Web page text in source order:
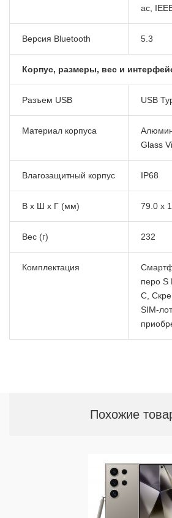
ac,
Версия Bluetooth 5.3
Корпус, размеры, вес и
Разъем USB USB
Материал корпуса
Glass
Влагозащитный корпус IP68
В x Ш x Г (мм) 79.0 x
Вес (г) 232
Комплектация
перо S
C,
SIM-
Похожие